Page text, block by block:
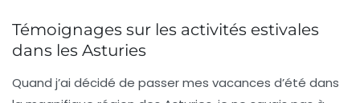
Témoignages sur les activités estivales
dans les Asturies
Quand j’ai décidé de passer mes vacances d’été dans